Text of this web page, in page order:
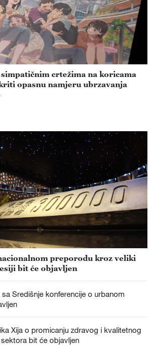
simpatičnim crtežima na koricama
opasnu namjeru ubrzavanja
preporodu kroz veliki
bit će objavljen
Središnje konferencije o urbanom
Xija o promicanju zdravog i kvalitetnog
bit će objavljen